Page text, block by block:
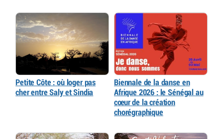
Petite Côte : où loger pas
cher entre Saly et Sindia
Biennale de la danse en
Afrique 2026 : le Sénégal au
cœur de la création
chorégraphique